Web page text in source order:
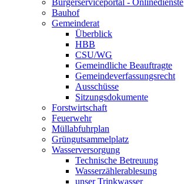
Bürgerserviceportal - Onlinedienste
Bauhof
Gemeinderat
Überblick
HBB
CSU/WG
Gemeindliche Beauftragte
Gemeindeverfassungsrecht
Ausschüsse
Sitzungsdokumente
Forstwirtschaft
Feuerwehr
Müllabfuhrplan
Grüngutsammelplatz
Wasserversorgung
Technische Betreuung
Wasserzählerablesung
unser Trinkwasser